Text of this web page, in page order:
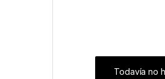
Todavía no